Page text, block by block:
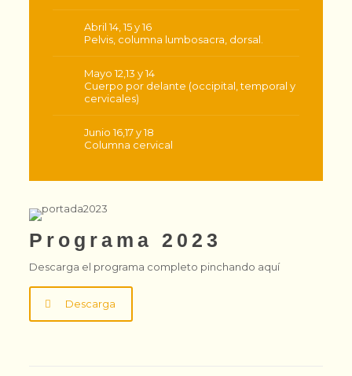
Abril 14, 15 y 16
Pelvis, columna lumbosacra, dorsal.
Mayo 12,13 y 14
Cuerpo por delante (occipital, temporal y
cervicales)
Junio 16,17 y 18
Columna cervical
Programa 2023
Descarga el programa completo pinchando aquí
Descarga